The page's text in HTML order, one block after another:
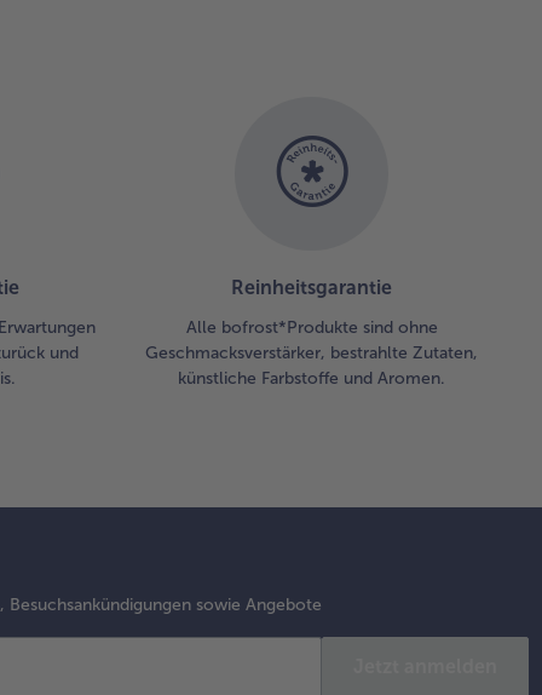
und
Reinheitsgarantie
Alle bofrost*Produkte sind ohne
Geschmacksverstärker, bestrahlte Zutaten,
künstliche Farbstoffe und Aromen.
sowie Angebote